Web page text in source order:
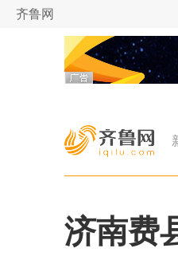
齐鲁网
济南费